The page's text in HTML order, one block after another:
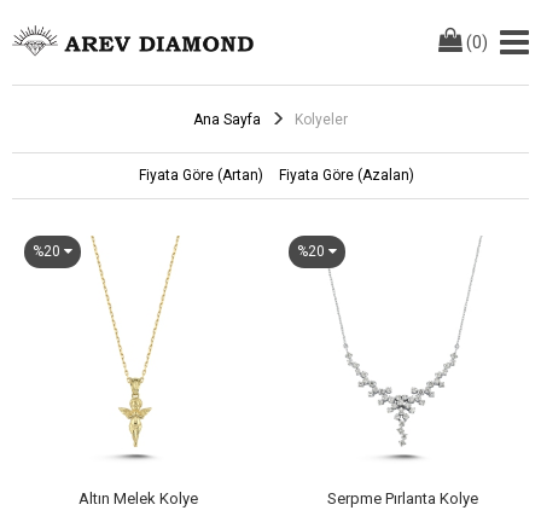
(0)
Ana Sayfa Kolyeler
Fiyata Göre (Artan) Fiyata Göre (Azalan)
%20
Altın Melek Kolye
%20
Serpme Pırlanta Kolye